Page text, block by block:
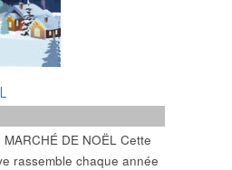
DE NOËL Cette
rassemble chaque année